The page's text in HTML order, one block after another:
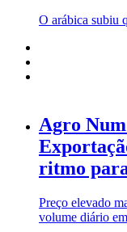
O arábica subiu
Agro
ritmo
Preço elevado
volume diário